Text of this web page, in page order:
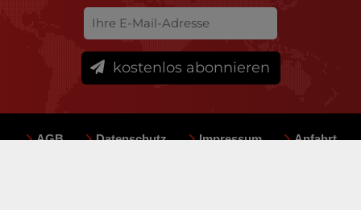
kostenlos abonnieren
AGB Datenschutz Impressum
Anfahrt